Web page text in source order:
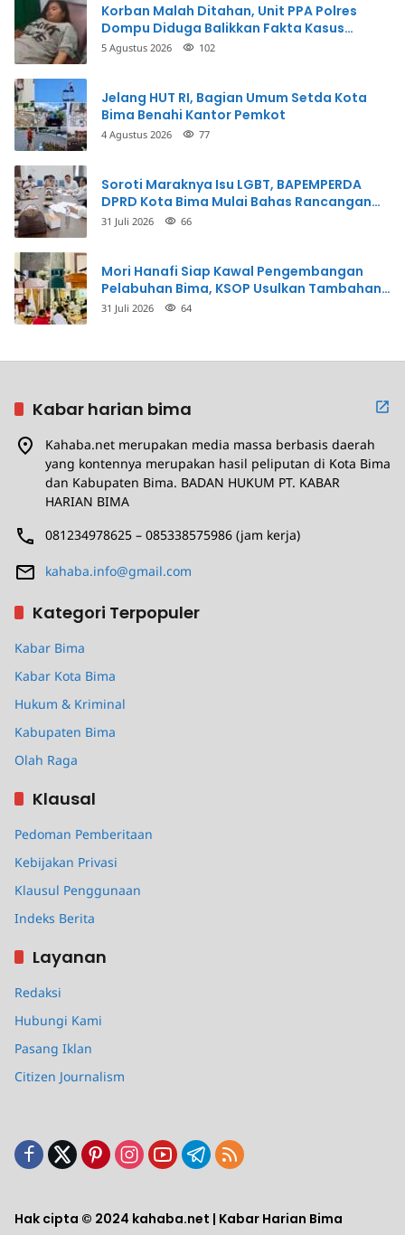
Korban Malah Ditahan, Unit PPA Polres
Dompu Diduga Balikkan Fakta Kasus
Penganiayaan
5 Agustus 2026 102
Jelang HUT RI, Bagian Umum Setda Kota
Bima Benahi Kantor Pemkot
4 Agustus 2026 77
Soroti Maraknya Isu LGBT, BAPEMPERDA
DPRD Kota Bima Mulai Bahas Rancangan
Perda Pencegahan
31 Juli 2026 66
Mori Hanafi Siap Kawal Pengembangan
Pelabuhan Bima, KSOP Usulkan Tambahan
Dermaga Rp400 Miliar
31 Juli 2026 64
Kabar harian bima
Kahaba.net merupakan media massa berbasis daerah
yang kontennya merupakan hasil peliputan di Kota Bima
dan Kabupaten Bima. BADAN HUKUM PT. KABAR
HARIAN BIMA
081234978625 – 085338575986 (jam kerja)
kahaba.info@gmail.com
Kategori Terpopuler
Kabar Bima
Kabar Kota Bima
Hukum & Kriminal
Kabupaten Bima
Olah Raga
Klausal
Pedoman Pemberitaan
Kebijakan Privasi
Klausul Penggunaan
Indeks Berita
Layanan
Redaksi
Hubungi Kami
Pasang Iklan
Citizen Journalism
Hak cipta © 2024 kahaba.net | Kabar Harian Bima